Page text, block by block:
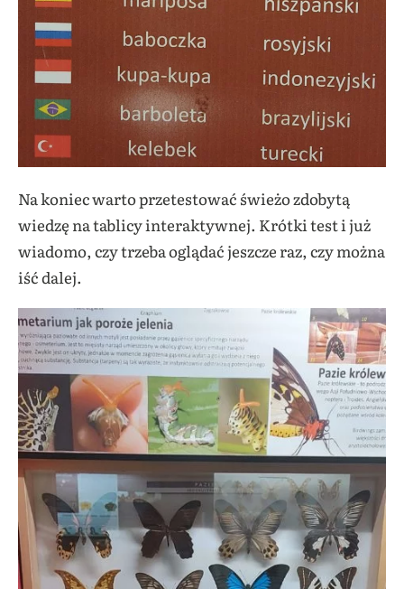
Na koniec warto przetestować świeżo zdobytą
wiedzę na tablicy interaktywnej. Krótki test i już
wiadomo, czy trzeba oglądać jeszcze raz, czy można
iść dalej.